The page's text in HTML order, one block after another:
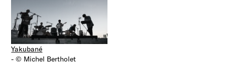
Yakubané
-© Michel Bertholet